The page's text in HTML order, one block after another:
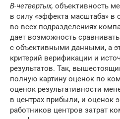
В-четвертых, объективность
в силу «эффекта масштаба» в
во всех подразделениях
дает возможность сравнивать
с объективными данными, а
критерий верификации и
результатов. Так,
полную картину оценок по
оценок результативности
в центрах прибыли, и оценок
работников центров затрат